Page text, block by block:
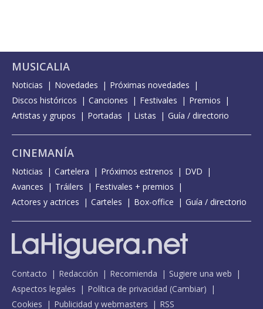
MUSICALIA
Noticias Novedades
Próximas novedades
Discos históricos
Canciones Festivales
Premios
Artistas y grupos
Portadas Listas Guía / directorio
CINEMANÍA
Noticias Cartelera Próximos estrenos
DVD
Avances
Tráilers
Festivales + premios
Actores y actrices
Carteles Box-office Guía / directorio
Contacto Redacción Recomienda
Sugiere una web
Aspectos legales
Política de privacidad (Cambiar)
Cookies
Publicidad y webmasters RSS